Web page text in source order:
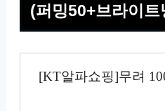
(퍼밍50+브라이
[KT알파쇼핑]무려